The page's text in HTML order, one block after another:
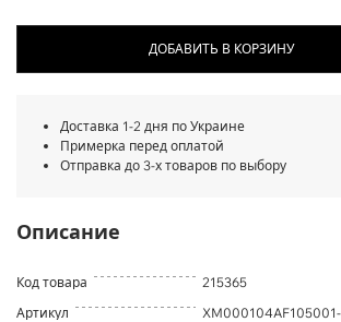
ДОБАВИТЬ В КОРЗИНУ
Доставка 1-2 дня по Украине
Примерка перед оплатой
Отправка до 3-х товаров по выбору
Описание
Код товара
215365
Артикул